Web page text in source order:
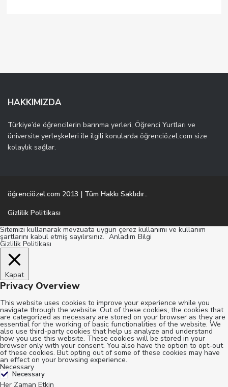
HAKKIMIZDA
Türkiye’de öğrencilerin barınma yerleri, Öğrenci Yurtları ve
üniversite yerleşkeleri ile ilgili konularda öğrenciözel.com size
kolaylık sağlar.
öğrenciözel.com 2013 | Tüm Hakkı Saklıdır..
Gizlilik Politikası
Sitemizi kullanarak mevzuata uygun çerez kullanımı ve kullanım
şartlarını kabul etmiş sayılırsınız. Anladım Bilgi
Gizlilik Politikası
Kapat
Privacy Overview
This website uses cookies to improve your experience while you
navigate through the website. Out of these cookies, the cookies that
are categorized as necessary are stored on your browser as they are
essential for the working of basic functionalities of the website. We
also use third-party cookies that help us analyze and understand
how you use this website. These cookies will be stored in your
browser only with your consent. You also have the option to opt-out
of these cookies. But opting out of some of these cookies may have
an effect on your browsing experience.
Necessary
Necessary
Her Zaman Etkin